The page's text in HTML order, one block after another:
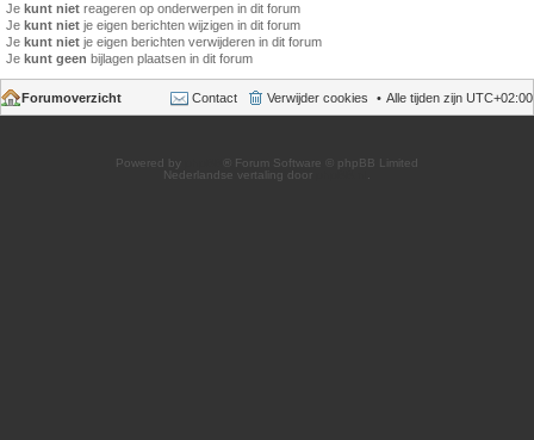
Je kunt niet reageren op onderwerpen in dit forum
Je kunt niet je eigen berichten wijzigen in dit forum
Je kunt niet je eigen berichten verwijderen in dit forum
Je kunt geen bijlagen plaatsen in dit forum
Forumoverzicht Alle tijden zijn UTC+02:00
Verwijder cookies
Contact
Powered by
® Forum Software © phpBB Limited
Nederlandse vertaling door